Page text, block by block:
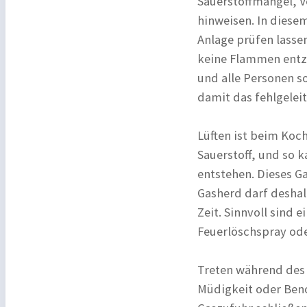
hinweisen. In
Anlage prüfen
keine Flammen
und alle Personen
damit das
Lüften ist beim
Sauerstoff, und so
entstehen. Dieses
Gasherd darf
Zeit. Sinnvoll sind
Feuerlöschspray
Treten während
Müdigkeit oder